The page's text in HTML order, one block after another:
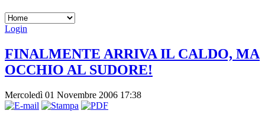
Login
FINALMENTE ARRIVA IL CALDO, MA
OCCHIO AL SUDORE!
Mercoledì 01 Novembre 2006 17:38